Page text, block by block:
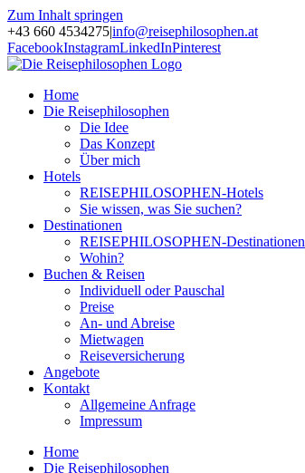
Zum Inhalt springen
+43 660 4534275|info@reisephilosophen.at
FacebookInstagramLinkedInPinterest
Home
Die Reisephilosophen
Die Idee
Das Konzept
Über mich
Hotels
REISEPHILOSOPHEN-Hotels
Sie wissen, was Sie suchen?
Destinationen
REISEPHILOSOPHEN-Destinationen
Wohin?
Buchen & Reisen
Individuell oder Pauschal
Preise
An- und Abreise
Mietwagen
Reiseversicherung
Angebote
Kontakt
Allgemeine Anfrage
Impressum
Home
Die Reisephilosophen